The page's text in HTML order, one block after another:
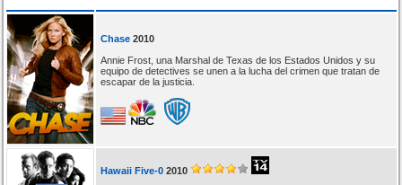
Chase 2010
Annie Frost, una Marshal de Texas de los Estados Unidos y su
equipo de detectives se unen a la lucha del crimen que tratan de
escapar de la justicia.
Hawaii Five-0 2010